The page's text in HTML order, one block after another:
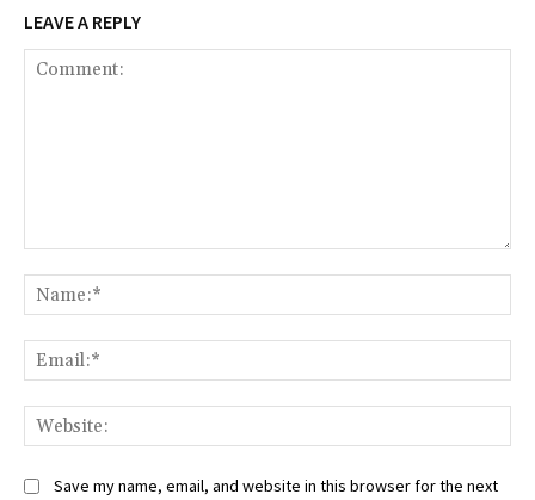
LEAVE A REPLY
Save my name, email, and website in this browser for the next